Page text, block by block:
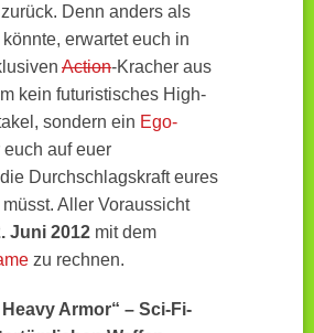
Denn anders als
erwartet euch in
Action-Kracher aus
kein futuristisches High-
sondern ein Ego-
euch auf euer
Durchschlagskraft eures
Aller Voraussicht
Juni 2012 mit dem
zu rechnen.
Armor“ – Sci-Fi-